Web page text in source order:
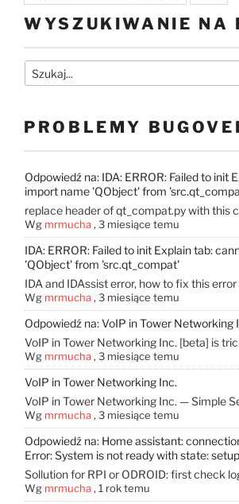
WYSZUKIWANIE NA
PROBLEMY
Odpowiedź na: IDA: ERROR: Failed to init
import name 'QObject' from
replace header of qt_compat.py with this
Wg mrmucha , 3 miesiące temu
IDA: ERROR: Failed to init Explain tab:
'QObject' from 'src.qt_compat'
IDA and IDAssist error, how to fix this error
Wg mrmucha , 3 miesiące temu
Odpowiedź na: VoIP in Tower Networking
VoIP in Tower Networking Inc. [beta] is
Wg mrmucha , 3 miesiące temu
VoIP in Tower Networking Inc.
VoIP in Tower Networking Inc. — Simple
Wg mrmucha , 3 miesiące temu
Odpowiedź na: Home assistant:
Error: System is not ready with state: setup
Sollution for RPI or ODROID: first check
Wg mrmucha , 1 rok temu